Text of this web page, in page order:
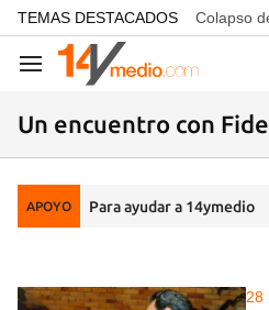
common.go-to-content
TEMAS DESTACADOS Colapso
Navegación
Un encuentro con
APOYO Para ayudar a 14ymedio
28